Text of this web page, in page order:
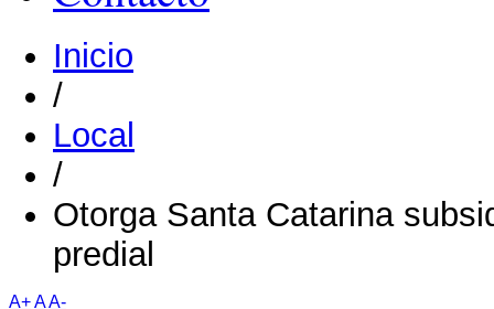
Inicio
/
Local
/
Otorga Santa Catarina
predial
A+AA-